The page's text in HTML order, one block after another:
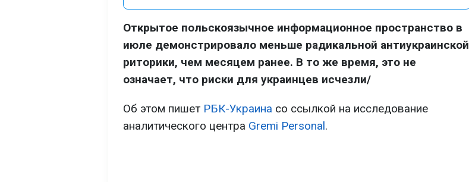
Открытое польскоязычное информационное пространство в
июле демонстрировало меньше радикальной антиукраинской
риторики, чем месяцем ранее. В то же время, это не
означает, что риски для украинцев исчезли/
Об этом пишет РБК-Украина со ссылкой на исследование
аналитического центра Gremi Personal.